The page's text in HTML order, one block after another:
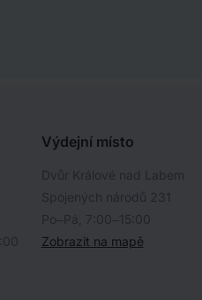
Výdejní místo
Dvůr Králové nad Labem
Spojených národů 231
Po–Pá, 7:00–15:00
Zobrazit na mapě